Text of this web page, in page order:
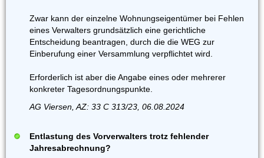
Zwar kann der einzelne Wohnungseigentümer bei Fehlen
eines Verwalters grundsätzlich eine gerichtliche
Entscheidung beantragen, durch die die WEG zur
Einberufung einer Versammlung verpflichtet wird.
Erforderlich ist aber die Angabe eines oder mehrerer
konkreter Tagesordnungspunkte.
AG Viersen, AZ: 33 C 313/23, 06.08.2024
Entlastung des Vorverwalters trotz fehlender
Jahresabrechnung?